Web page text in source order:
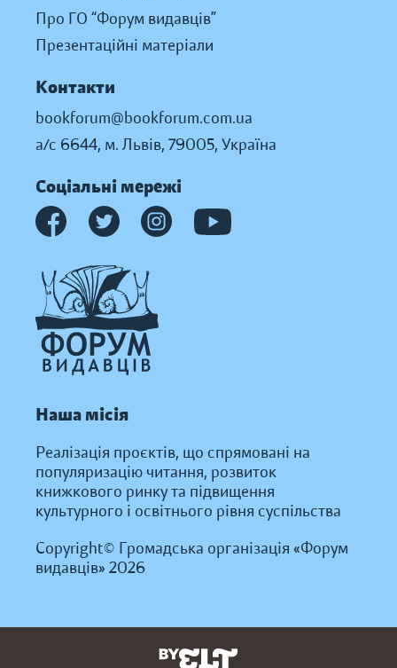
Про ГО “Форум видавців”
Презентаційні матеріали
Контакти
bookforum@bookforum.com.ua
а/с 6644, м. Львів, 79005, Україна
Соціальні мережі
Наша місія
Реалізація проєктів, що спрямовані на
популяризацію читання, розвиток
книжкового ринку та підвищення
культурного і освітнього рівня суспільства
Copyright© Громадська організація «Форум
видавців» 2026